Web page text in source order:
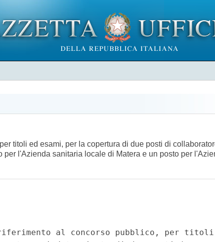
titoli ed esami, per la copertura di due posti di
l'Azienda sanitaria locale di Matera e un posto per